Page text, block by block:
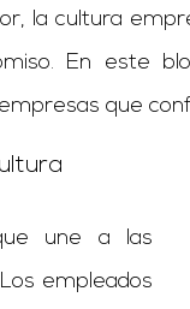
la cultura
En este
que
une a las
empleados